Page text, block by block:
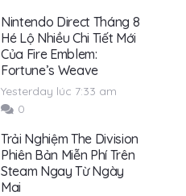
Nintendo Direct Tháng 8
Hé Lộ Nhiều Chi Tiết Mới
Của Fire Emblem:
Fortune’s Weave
Yesterday lúc 7:33 am
0
Trải Nghiệm The Division
Phiên Bản Miễn Phí Trên
Steam Ngay Từ Ngày
Mai